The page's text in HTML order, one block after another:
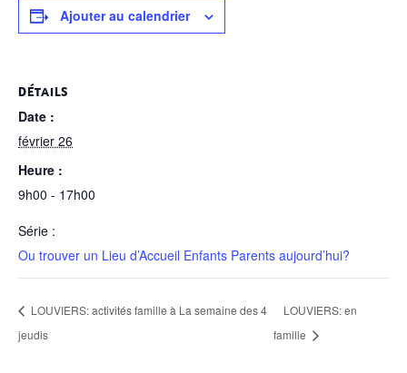
Ajouter au calendrier
DÉTAILS
Date :
février 26
Heure :
9h00 - 17h00
Série :
Ou trouver un Lieu d’Accueil Enfants Parents aujourd’hui?
LOUVIERS: activités famille à La semaine des 4
jeudis
LOUVIERS: en
famille